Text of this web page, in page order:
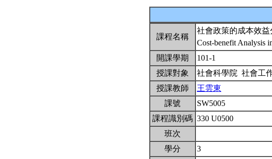
課程名稱
社會政策的成本效益
Cost-benefit Analysis
開課學期
101-1
授課對象
社會科學院 社會工
授課教師
王雲東
課號
SW5005
課程識別碼 330 U0500
班次
學分
3